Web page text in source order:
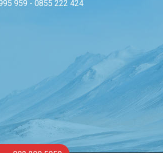
959 - 0855 222 424